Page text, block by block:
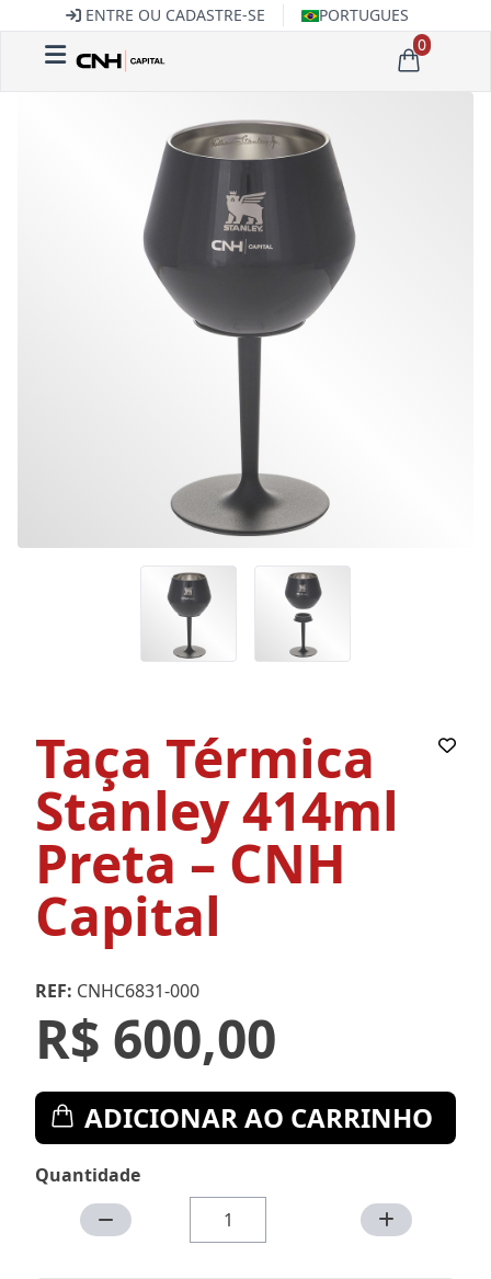
ENTRE OU CADASTRE-SE
PORTUGUES
0
Taça Térmica
Stanley 414ml
Preta – CNH
Capital
REF: CNHC6831-000
R$ 600,00
ADICIONAR AO CARRINHO
Quantidade